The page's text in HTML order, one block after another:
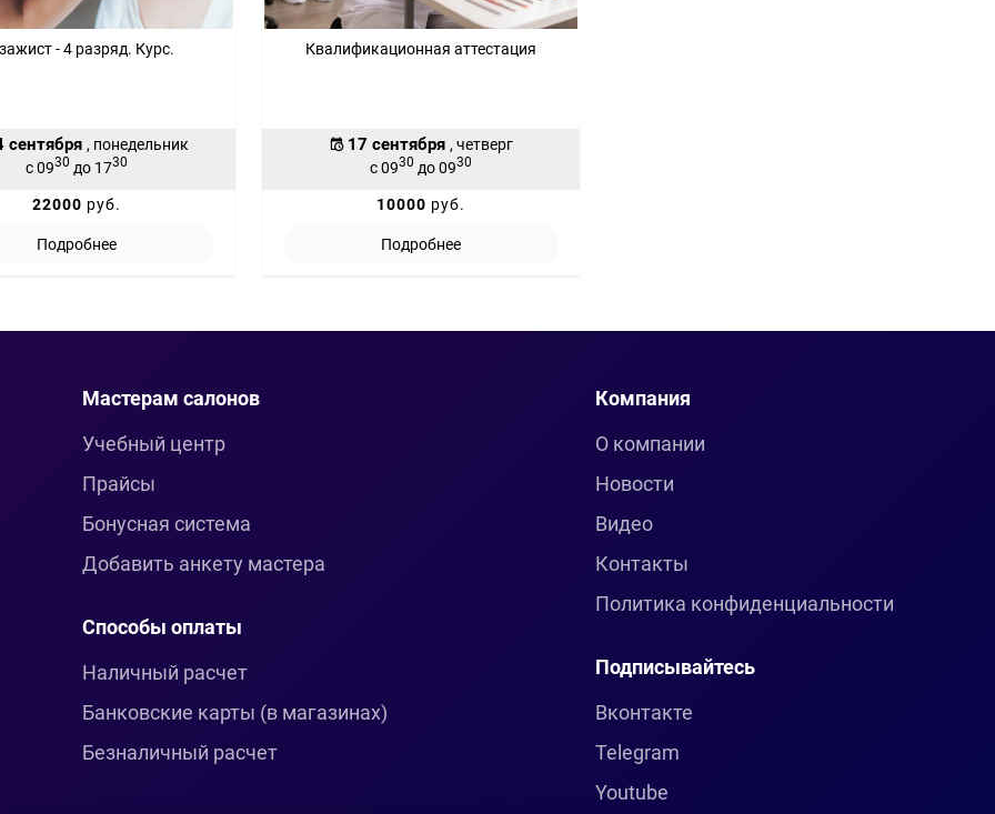
- 4 разряд. Курс.
сентября , понедельник
с 0930 до 1730
22000 руб.
Подробнее
Квалификационная аттестация
17 сентября , четверг
с 0930 до 0930
10000 руб.
Подробнее
Мастерам салонов
Учебный центр
Прайсы
Бонусная система
Добавить анкету мастера
Способы оплаты
Наличный расчет
Банковские карты (в магазинах)
Безналичный расчет
Компания
О компании
Новости
Видео
Контакты
Политика конфиденциальности
Подписывайтесь
Вконтакте
Telegram
Youtube